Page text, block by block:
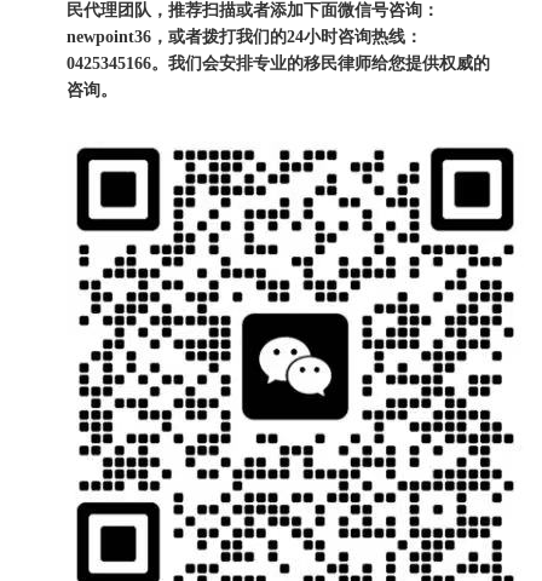
民代理团队，推荐扫描或者添加下面微信号咨询：
newpoint36，或者拨打我们的24小时咨询热线：
0425345166。我们会安排专业的移民律师给您提供权威的
咨询。